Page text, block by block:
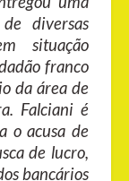
diversas
situação
franco
da área de
Falciani é
o acusa de
de lucro,
bancários